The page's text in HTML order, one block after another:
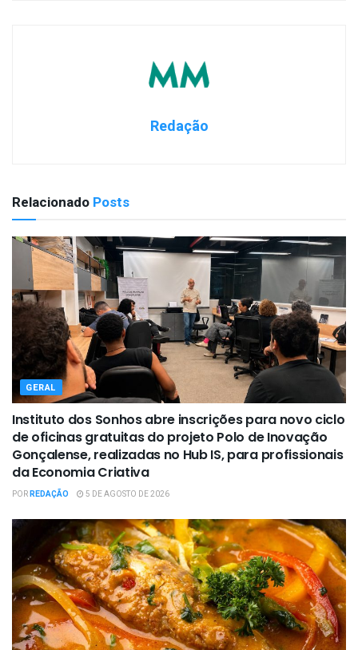
Redação
Relacionado Posts
GERAL
Instituto dos Sonhos abre inscrições para novo ciclo
de oficinas gratuitas do projeto Polo de Inovação
Gonçalense, realizadas no Hub IS, para profissionais
da Economia Criativa
PORREDAÇÃO 5 DE AGOSTO DE 2026